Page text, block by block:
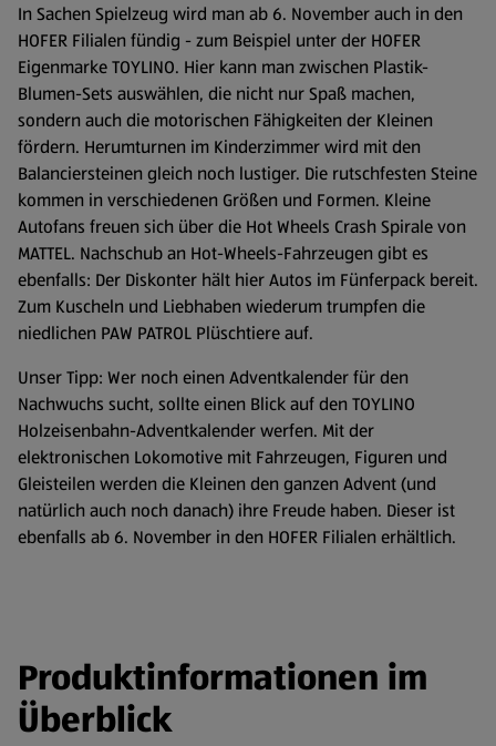
In Sachen Spielzeug wird man ab 6. November auch in den
HOFER Filialen fündig - zum Beispiel unter der HOFER
Eigenmarke TOYLINO. Hier kann man zwischen Plastik-
Blumen-Sets auswählen, die nicht nur Spaß machen,
sondern auch die motorischen Fähigkeiten der Kleinen
fördern. Herumturnen im Kinderzimmer wird mit den
Balanciersteinen gleich noch lustiger. Die rutschfesten Steine
kommen in verschiedenen Größen und Formen. Kleine
Autofans freuen sich über die Hot Wheels Crash Spirale von
MATTEL. Nachschub an Hot-Wheels-Fahrzeugen gibt es
ebenfalls: Der Diskonter hält hier Autos im Fünferpack bereit.
Zum Kuscheln und Liebhaben wiederum trumpfen die
niedlichen PAW PATROL Plüschtiere auf.
Unser Tipp: Wer noch einen Adventkalender für den
Nachwuchs sucht, sollte einen Blick auf den TOYLINO
Holzeisenbahn-Adventkalender werfen. Mit der
elektronischen Lokomotive mit Fahrzeugen, Figuren und
Gleisteilen werden die Kleinen den ganzen Advent (und
natürlich auch noch danach) ihre Freude haben. Dieser ist
ebenfalls ab 6. November in den HOFER Filialen erhältlich.
Produktinformationen im
Überblick